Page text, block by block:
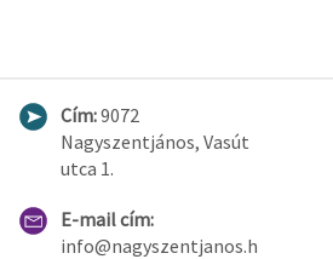
Cím:9072
Nagyszentjános, Vasút
utca 1.
E-mail cím:
info@nagyszentjanos.h